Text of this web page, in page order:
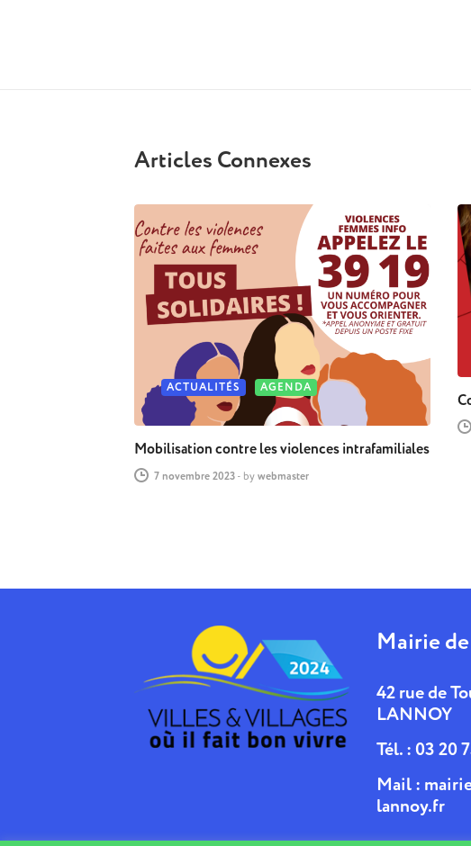
Articles Connexes
ACTUALITÉS AGENDA
Mobilisation contre les violences intrafamiliales
7 novembre 2023 - bywebmaster
Mairie
42 rue de
LANNOY
Tél. : 03 20
Mail :
lannoy.fr